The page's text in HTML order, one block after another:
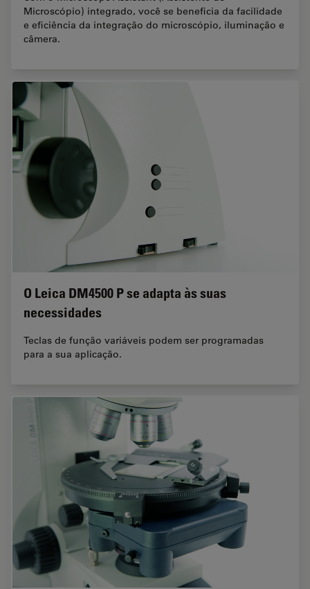
Microscópio) integrado, você se beneficia da facilidade
e eficiência da integração do microscópio, iluminação e
câmera.
O Leica DM4500 P se adapta às suas
necessidades
Teclas de função variáveis podem ser programadas
para a sua aplicação.